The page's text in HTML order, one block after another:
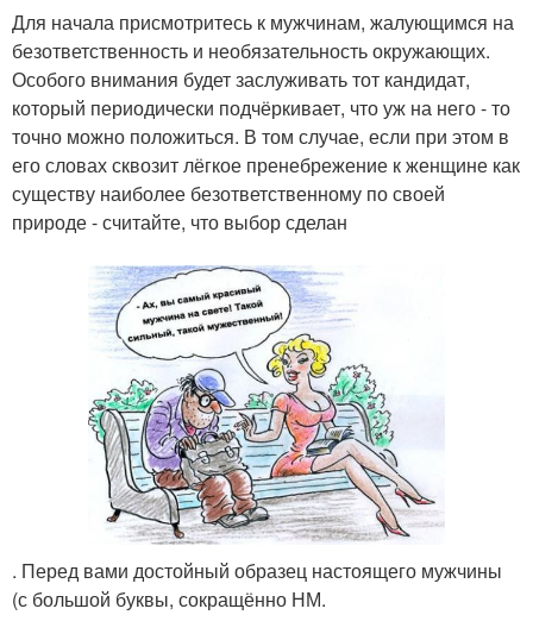
Для начала присмотритесь к мужчинам, жалующимся на
безответственность и необязательность окружающих.
Особого внимания будет заслуживать тот кандидат,
который периодически подчёркивает, что уж на него - то
точно можно положиться. В том случае, если при этом в
его словах сквозит лёгкое пренебрежение к женщине как
существу наиболее безответственному по своей
природе - считайте, что выбор сделан
. Перед вами достойный образец настоящего мужчины
(с большой буквы, сокращённо НМ.